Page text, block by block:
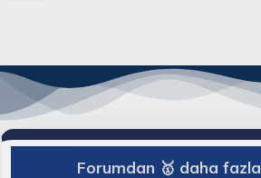
Forumdan 🥇 daha fazla